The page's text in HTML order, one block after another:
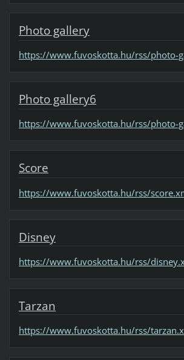
Photo gallery
https://www.fuvoskotta.hu/rss/photo-
Photo gallery6
https://www.fuvoskotta.hu/rss/photo-
Score
https://www.fuvoskotta.hu/rss/
Disney
https://www.fuvoskotta.hu/rss/
Tarzan
https://www.fuvoskotta.hu/rss/